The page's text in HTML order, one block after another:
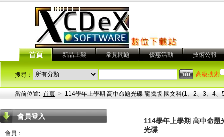
首頁 新品上架 常見問題 優惠活動 技術公報
搜尋： 高級搜索
當前位置: 首頁 > 114學年上學期 高中命題光碟 龍騰版 國文科(1、2、3、4
會員登入
會員：
114學年上學期 高中命
光碟